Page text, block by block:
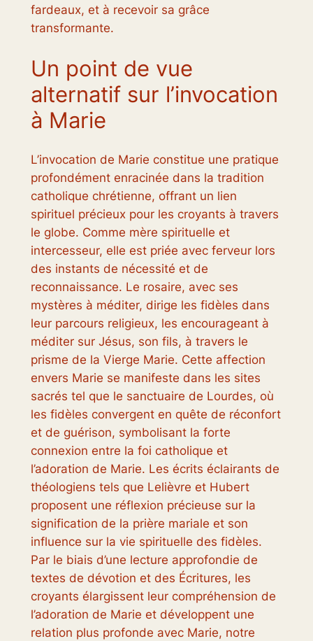
fardeaux, et à recevoir sa grâce
transformante.
Un point de vue
alternatif sur l’invocation
à Marie
L’invocation de Marie constitue une pratique
profondément enracinée dans la tradition
catholique chrétienne, offrant un lien
spirituel précieux pour les croyants à travers
le globe. Comme mère spirituelle et
intercesseur, elle est priée avec ferveur lors
des instants de nécessité et de
reconnaissance. Le rosaire, avec ses
mystères à méditer, dirige les fidèles dans
leur parcours religieux, les encourageant à
méditer sur Jésus, son fils, à travers le
prisme de la Vierge Marie. Cette affection
envers Marie se manifeste dans les sites
sacrés tel que le sanctuaire de Lourdes, où
les fidèles convergent en quête de réconfort
et de guérison, symbolisant la forte
connexion entre la foi catholique et
l’adoration de Marie. Les écrits éclairants de
théologiens tels que Lelièvre et Hubert
proposent une réflexion précieuse sur la
signification de la prière mariale et son
influence sur la vie spirituelle des fidèles.
Par le biais d’une lecture approfondie de
textes de dévotion et des Écritures, les
croyants élargissent leur compréhension de
l’adoration de Marie et développent une
relation plus profonde avec Marie, notre